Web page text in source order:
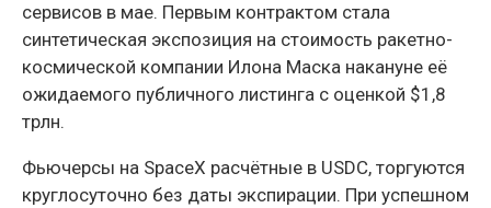
сервисов в мае. Первым контрактом стала
синтетическая экспозиция на стоимость ракетно-
космической компании Илона Маска накануне её
ожидаемого публичного листинга с оценкой $1,8
трлн.
Фьючерсы на SpaceX расчётные в USDC, торгуются
круглосуточно без даты экспирации. При успешном